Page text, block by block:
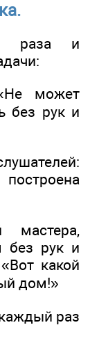
раза и
может
без рук и
мастера,
без рук и
какой
дом!»
раз